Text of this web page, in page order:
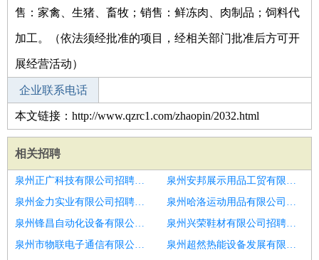
售：家禽、生猪、畜牧；销售：鲜冻肉、肉制品；饲料代
加工。（依法须经批准的项目，经相关部门批准后方可开
展经营活动）
企业联系电话
本文链接：http://www.qzrc1.com/zhaopin/2032.html
相关招聘
泉州正广科技有限公司招聘销售专员
泉州安邦展示用品工贸有限公司招聘美居专业经理
泉州金力实业有限公司招聘电话业务员
泉州哈洛运动用品有限公司招聘销售专员
泉州锋昌自动化设备有限公司招聘零售商务专员
泉州兴荣鞋材有限公司招聘渠道经理
泉州市物联电子通信有限公司招聘钢结构造价商务代表
泉州超然热能设备发展有限公司招聘商务专员